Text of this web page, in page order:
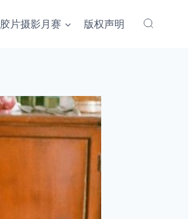
胶片摄影月赛 版权声明